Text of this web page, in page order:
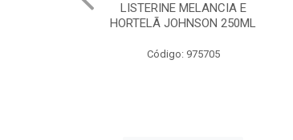
ABSORVENTE SEMPRE
LIVRE ADAPT SUAVE
Código: 961997